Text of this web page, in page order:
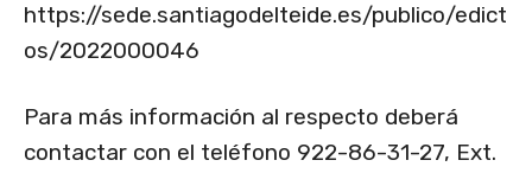
https://sede.santiagodelteide.es/publico/edict
os/2022000046
Para más información al respecto deberá
contactar con el teléfono 922-86-31-27, Ext.